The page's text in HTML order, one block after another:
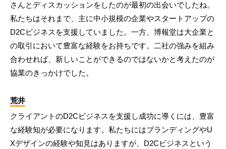
さんとディスカッションをしたのが最初の出会いでしたね。
私たちはそれまで、主に中小規模の企業やスタートアップの
D2Cビジネスを支援していました。一方、博報堂は大企業と
の取引において豊富な経験をお持ちです。二社の強みを組み
合わせれば、新しいことができるのではないかと考えたのが
協業のきっかけでした。
荒井
クライアントのD2Cビジネスを支援し成功に導くには、豊富
な経験知が必要になります。私たちにはブランディングやU
Xデザインの経験や知見はありますが、D2Cビジネスという